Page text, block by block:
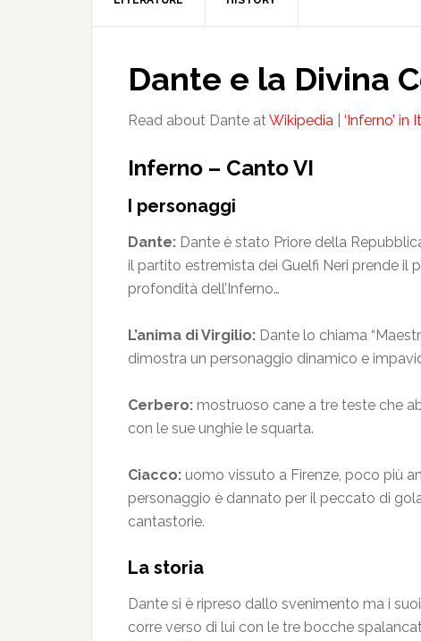
Dante e la Divina
Read about Dante atWikipedia ‘Inferno’ in
Inferno – Canto VI
I personaggi
Dante: Dante è stato Priore della
il partito estremista dei Guelfi Neri prende il
profondità dell’Inferno…
L’anima di Virgilio: Dante lo chiama
dimostra un personaggio dinamico e
Cerbero: mostruoso cane a tre teste che
con le sue unghie le squarta.
Ciacco: uomo vissuto a Firenze, poco più
personaggio è dannato per il peccato di
cantastorie.
La storia
Dante si è ripreso dallo svenimento ma i
corre verso di lui con le tre bocche